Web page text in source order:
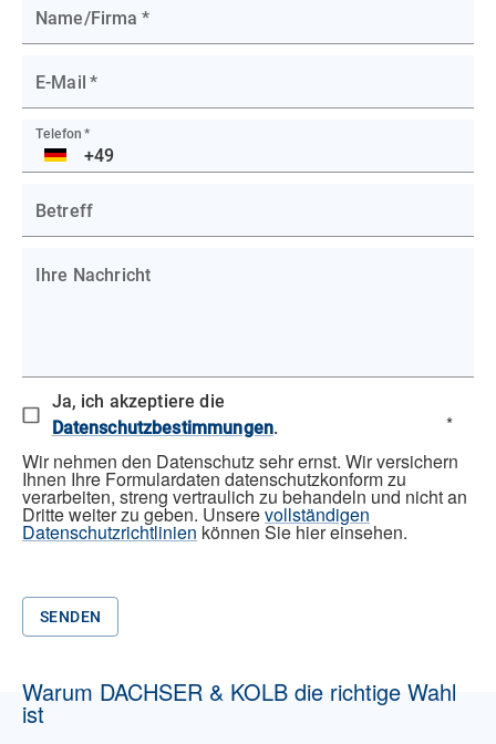
Name/Firma *
E-Mail *
Telefon *
DE
Betreff
Ihre Nachricht
Ja, ich akzeptiere die
Datenschutzbestimmungen.
*
Wir nehmen den Datenschutz sehr ernst. Wir versichern
Ihnen Ihre Formulardaten datenschutzkonform zu
verarbeiten, streng vertraulich zu behandeln und nicht an
Dritte weiter zu geben. Unserevollständigen
Datenschutzrichtlinien können Sie hier einsehen.
SENDEN
Warum DACHSER & KOLB die richtige Wahl
ist